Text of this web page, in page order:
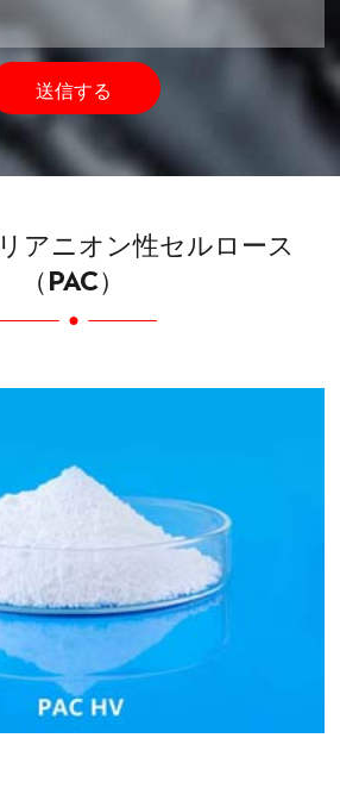
送信する
アニオン性セルロース
（PAC）